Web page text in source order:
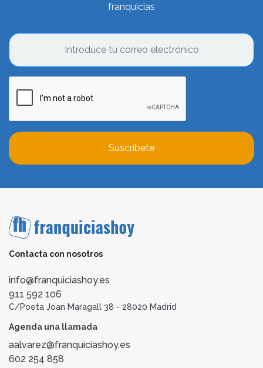
franquicias
Suscríbete
Contacta con nosotros
info@franquiciashoy.es
911 592 106
C/Poeta Joan Maragall 38 - 28020 Madrid
Agenda una llamada
aalvarez@franquiciashoy.es
602 254 858